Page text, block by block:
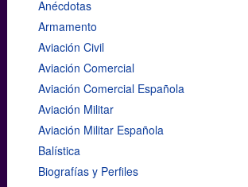
Anécdotas
Armamento
Aviación Civil
Aviación Comercial
Aviación Comercial Española
Aviación Militar
Aviación Militar Española
Balística
Biografías y Perfiles